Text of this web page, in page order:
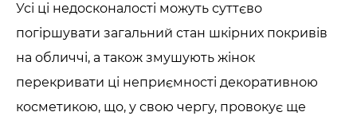
Усі ці недосконалості можуть суттєво
погіршувати загальний стан шкірних покривів
на обличчі, а також змушують жінок
перекривати ці неприємності декоративною
косметикою, що, у свою чергу, провокує ще